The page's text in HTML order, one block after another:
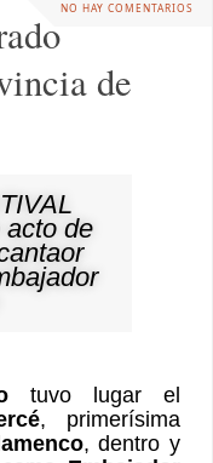
NO HAY COMENTARIOS
de
acto de
tuvo lugar el
, primerísima
, dentro y